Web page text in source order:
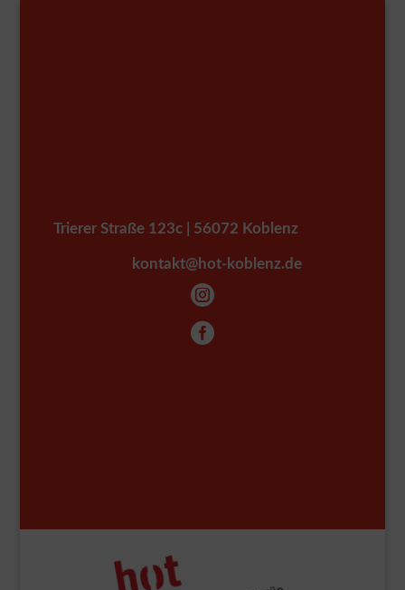
Trierer Straße 123c | 56072 Koblenz
kontakt@hot-koblenz.de

